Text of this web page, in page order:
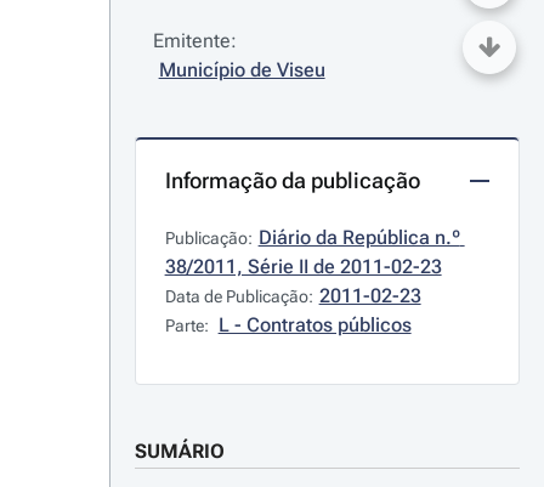
Emitente:
Município de Viseu
Informação da publicação
Publicação: Diário da República n.º
38/2011, Série II de 2011-02-23
Data de Publicação: 2011-02-23
Parte: L - Contratos públicos
SUMÁRIO